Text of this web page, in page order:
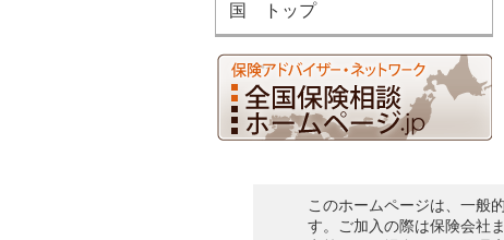
国 トップ
このホームページは、一般
す。ご加入の際は保険会社